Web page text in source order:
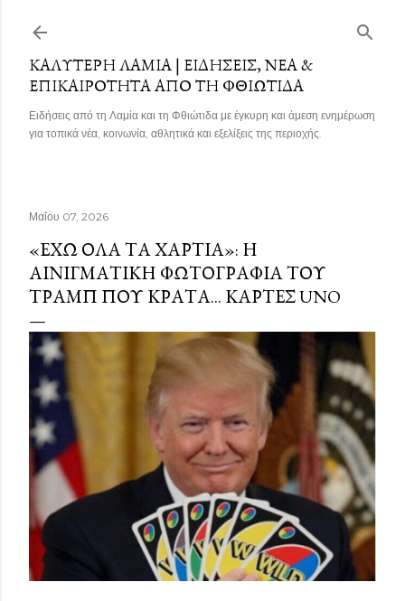
ΚΑΛΎΤΕΡΗ ΛΑΜΊΑ | ΕΙΔΉΣΕΙΣ, ΝΈΑ &
ΕΠΙΚΑΙΡΌΤΗΤΑ ΑΠΌ ΤΗ ΦΘΙΏΤΙΔΑ
Ειδήσεις από τη Λαμία και τη Φθιώτιδα με έγκυρη και άμεση ενημέρωση
για τοπικά νέα, κοινωνία, αθλητικά και εξελίξεις της περιοχής.
Μαΐου 07, 2026
«ΈΧΩ ΌΛΑ ΤΑ ΧΑΡΤΙΆ»: Η
ΑΙΝΙΓΜΑΤΙΚΉ ΦΩΤΟΓΡΑΦΊΑ ΤΟΥ
ΤΡΑΜΠ ΠΟΥ ΚΡΑΤΆ... ΚΆΡΤΕΣ UNO